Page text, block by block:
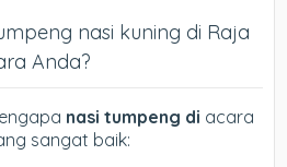
nasi kuning di Raja
Anda?
nasi tumpeng di acara
sangat baik: